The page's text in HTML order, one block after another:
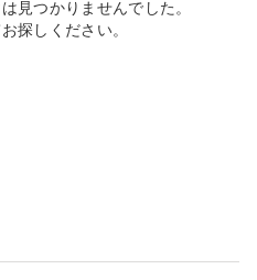
見つかりませんでした。
探しください。